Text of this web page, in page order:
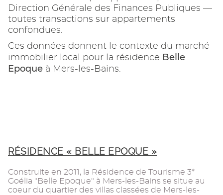
Direction Générale des Finances Publiques —
toutes transactions sur appartements
confondues.
Ces données donnent le contexte du marché
immobilier local pour la résidence Belle
Epoque à Mers-les-Bains.
RÉSIDENCE « BELLE EPOQUE »
Construite en 2011, la Résidence de Tourisme 3*
Goélia "Belle Epoque" à Mers-les-Bains se situe au
coeur du quartier des villas classées de Mers-les-